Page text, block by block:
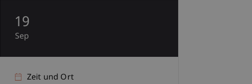
19
Sep
Zeit und Ort